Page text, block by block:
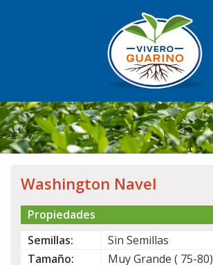
Washington Navel
Propiedades
Semillas:
Sin Semillas
Tamaño:
Muy Grande ( 75-80)